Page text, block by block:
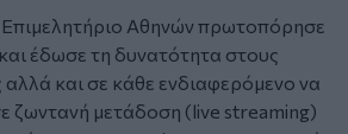
Αθηνών πρωτοπόρησε
έδωσε τη δυνατότητα στους
και σε κάθε ενδιαφερόμενο να
ζωντανή μετάδοση (live streaming)